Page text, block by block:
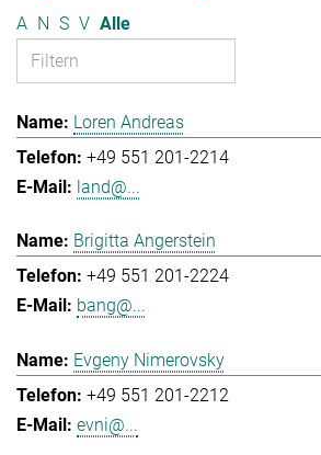
A N S V Alle
Loren Andreas
+49 551 201-2214
land@...
Brigitta Angerstein
+49 551 201-2224
bang@...
Evgeny Nimerovsky
+49 551 201-2212
evni@...